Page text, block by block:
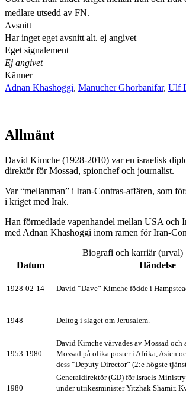
medlare utsedd av FN.
Avsnitt
Har inget eget avsnitt alt. ej angivet
Eget signalement
Ej angivet
Känner
Adnan Khashoggi, Manucher Ghorbanifar, Ulf
Allmänt
David Kimche (1928-2010) var en israelisk
direktör för Mossad, spionchef och journalist.
Var “mellanman” i Iran-Contras-affären, som
i kriget med Irak.
Han förmedlade vapenhandel mellan USA och
med Adnan Khashoggi inom ramen för Iran-
Biografi och karriär (urval)
Datum
Händelse
1928-02-14 David “Dave” Kimche födde i
1948 Deltog i slaget om Jerusalem.
1953-1980
David Kimche värvades av Mossad och
Mossad på olika poster i Afrika, Asien
dess “Deputy Director” (2:e högste
1980
Generaldirektör (GD) för Israels
under utrikesminister Yitzhak Shamir.